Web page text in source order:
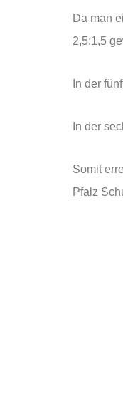
Da man
2,5:1,5
In der
In der
Somit
Pfalz